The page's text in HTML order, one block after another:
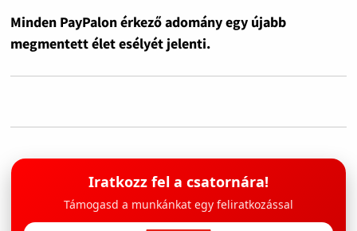
Minden PayPalon érkező adomány egy újabb
megmentett élet esélyét jelenti.
Iratkozz fel a csatornára!
Támogasd a munkánkat egy feliratkozással